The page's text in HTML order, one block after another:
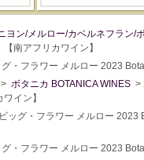
ヨン/メルロー/カベルネフラン/
南アフリカワイン】
・フラワー メルロー 2023
> ボタニカ BOTANICA WINES >
イン】
ッグ・フラワー メルロー
・フラワー メルロー 2023